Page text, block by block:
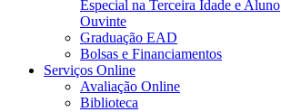
Especial na Terceira Idade e Aluno
Ouvinte
Graduação EAD
Bolsas e Financiamentos
Serviços Online
Avaliação Online
Biblioteca